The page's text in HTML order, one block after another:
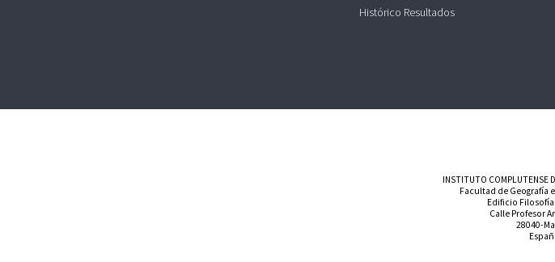
Histórico Resultados
INSTITUTO COMPLUTENSE
Facultad de Geografía
Edificio Filosofía
Calle Profesor
28040-